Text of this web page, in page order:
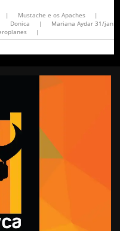
| Mustache e os Apaches
|
Donica |
Mariana Aydar 31/jan
|